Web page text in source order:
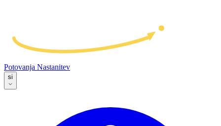
Potovanja Nastanitev
si